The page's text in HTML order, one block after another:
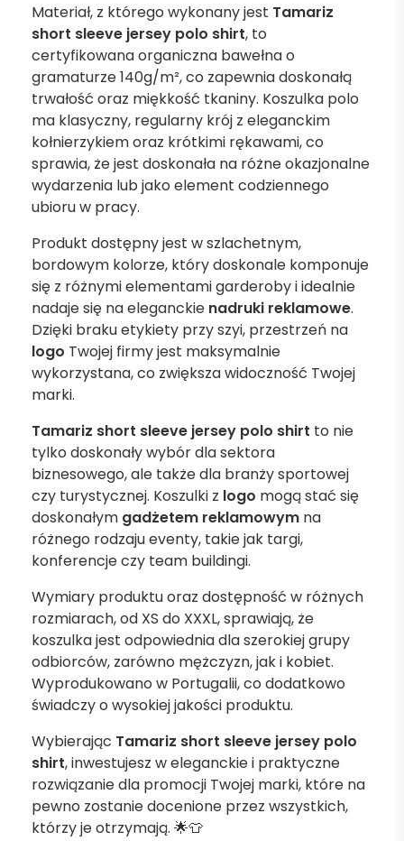
Materiał, z którego wykonany jest Tamariz
short sleeve jersey polo shirt, to
certyfikowana organiczna bawełna o
gramaturze 140g/m², co zapewnia doskonałą
trwałość oraz miękkość tkaniny. Koszulka polo
ma klasyczny, regularny krój z eleganckim
kołnierzykiem oraz krótkimi rękawami, co
sprawia, że jest doskonała na różne okazjonalne
wydarzenia lub jako element codziennego
ubioru w pracy.
Produkt dostępny jest w szlachetnym,
bordowym kolorze, który doskonale komponuje
się z różnymi elementami garderoby i idealnie
nadaje się na eleganckie nadruki reklamowe.
Dzięki braku etykiety przy szyi, przestrzeń na
logo Twojej firmy jest maksymalnie
wykorzystana, co zwiększa widoczność Twojej
marki.
Tamariz short sleeve jersey polo shirt to nie
tylko doskonały wybór dla sektora
biznesowego, ale także dla branży sportowej
czy turystycznej. Koszulki z logo mogą stać się
doskonałym gadżetem reklamowym na
różnego rodzaju eventy, takie jak targi,
konferencje czy team buildingi.
Wymiary produktu oraz dostępność w różnych
rozmiarach, od XS do XXXL, sprawiają, że
koszulka jest odpowiednia dla szerokiej grupy
odbiorców, zarówno mężczyzn, jak i kobiet.
Wyprodukowano w Portugalii, co dodatkowo
świadczy o wysokiej jakości produktu.
Wybierając Tamariz short sleeve jersey polo
shirt, inwestujesz w eleganckie i praktyczne
rozwiązanie dla promocji Twojej marki, które na
pewno zostanie docenione przez wszystkich,
którzy je otrzymają. 🌟👕